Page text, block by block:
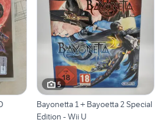
5
Bayonetta 1 + Bayoetta 2 Special
Edition - Wii U